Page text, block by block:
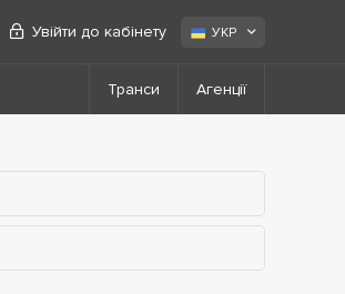
Увійти до кабінету УКР
Транси Агенції